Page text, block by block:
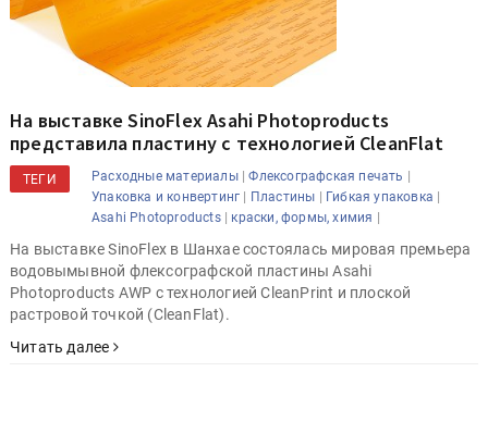
На выставке SinoFlex Asahi Photoproducts
представила пластину с технологией CleanFlat
ТЕГИ Расходные материалы|Флексографская печать |
Упаковка и конвертинг | Пластины | Гибкая упаковка |
Asahi Photoproducts| краски, формы, химия |
На выставке SinoFlex в Шанхае состоялась мировая премьера
водовымывной флексографской пластины Asahi
Photoproducts AWP с технологией CleanPrint и плоской
растровой точкой (CleanFlat).
Читать далее